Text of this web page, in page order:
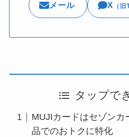
メール X （
タップで
MUJIカードはセゾンカ
品でのおトクに特化